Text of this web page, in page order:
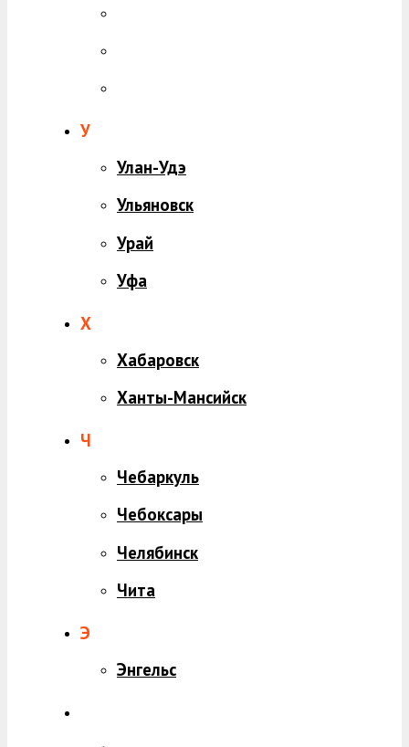
У
Улан-Удэ
Ульяновск
Урай
Уфа
Х
Хабаровск
Ханты-Мансийск
Ч
Чебаркуль
Чебоксары
Челябинск
Чита
Э
Энгельс